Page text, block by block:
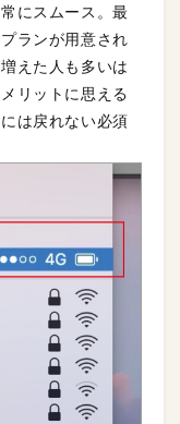
にスムース。最
ランが用意され
えた人も多いは
リットに思える
は戻れない必須